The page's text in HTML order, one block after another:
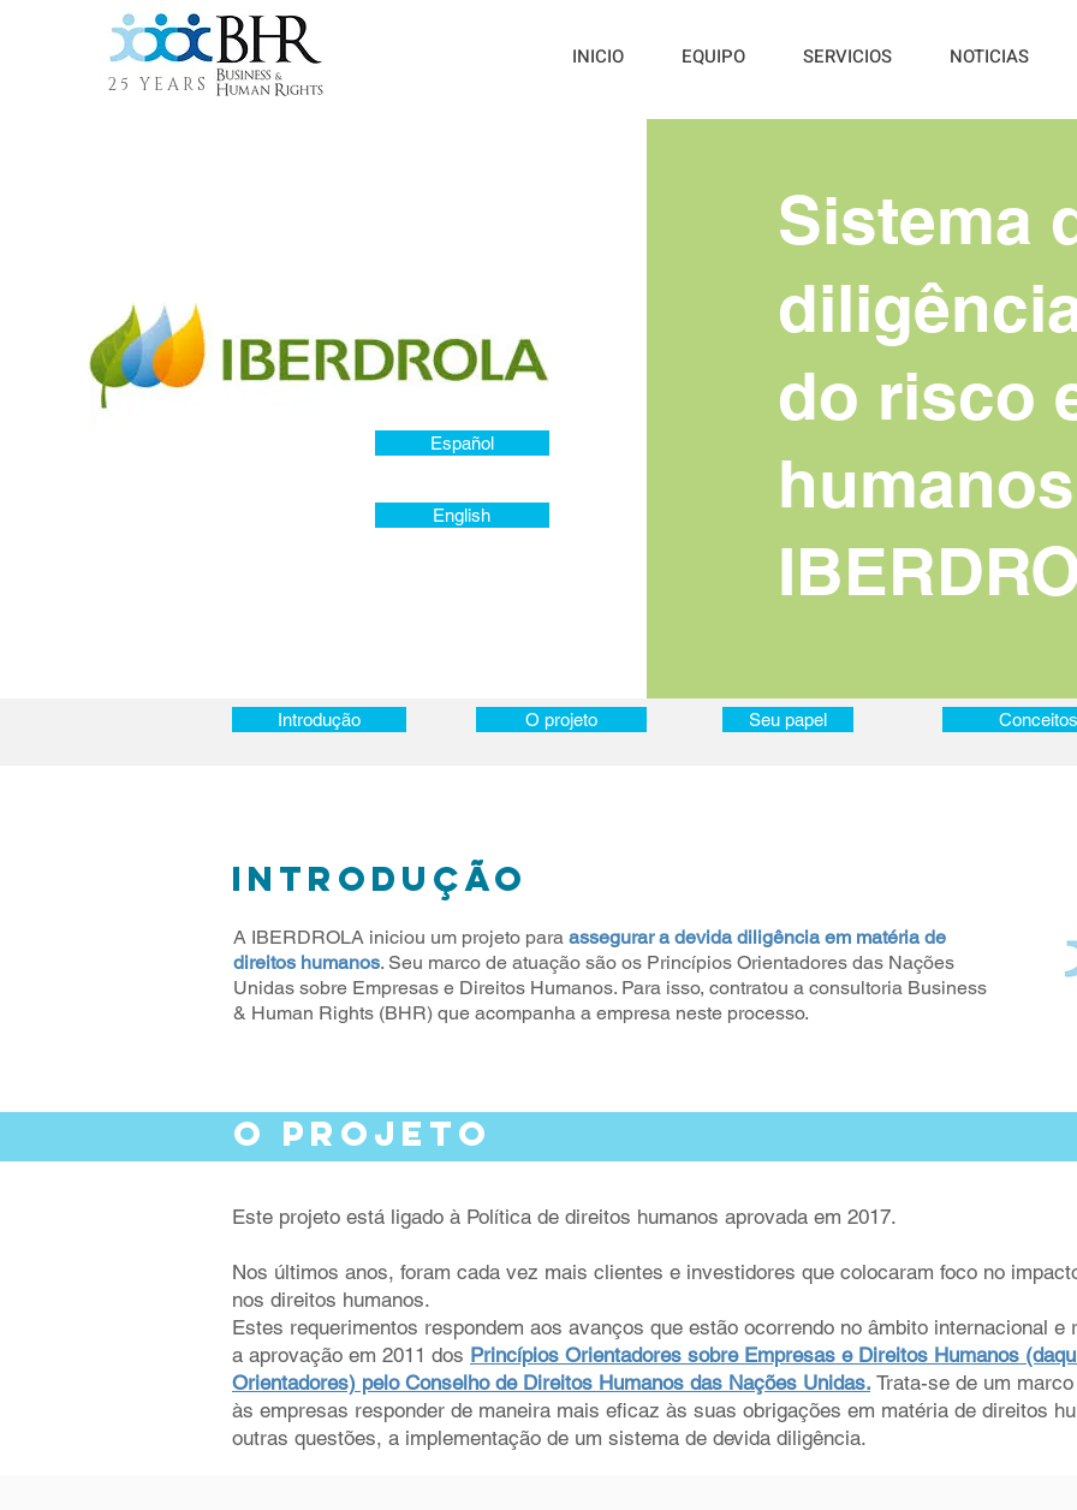
25 YEARS
INICIO EQUIPO SERVICIOS NOTICIAS
Español
English
Sistema
do risco
humanos
Introdução O projeto Seu papel
Introdução O projeto Seu papel
INTRODUÇÃO
A IBERDROLA iniciou um projeto para assegurar a devida diligência em matéria de
direitos humanos. Seu marco de atuação são os Princípios Orientadores das Nações
Unidas sobre Empresas e Direitos Humanos. Para isso, contratou a consultoria Business
& Human Rights (BHR) que acompanha a empresa neste processo.
O PROJETO
Este projeto está ligado à Política de direitos humanos aprovada em 2017.
Nos últimos anos, foram cada vez mais clientes e investidores que colocaram foco no
nos direitos humanos.
Estes requerimentos respondem aos avanços que estão ocorrendo no âmbito internacional e
a aprovação em 2011 dos Princípios Orientadores sobre Empresas e Direitos Humanos
Orientadores) pelo Conselho de Direitos Humanos das Nações Unidas. Trata-se de um
às empresas responder de maneira mais eficaz às suas obrigações em matéria de direitos
outras questões, a implementação de um sistema de devida diligência.